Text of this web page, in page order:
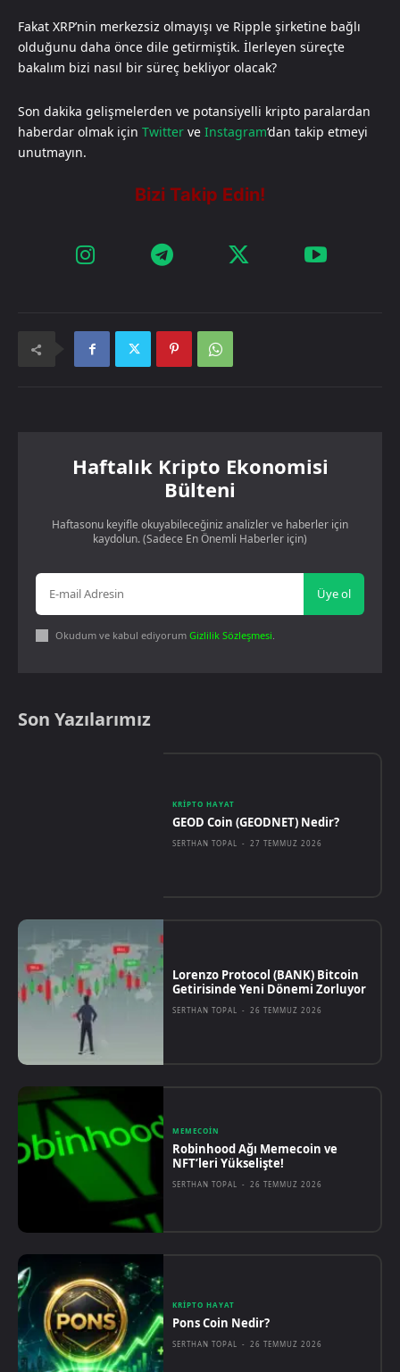
Fakat XRP’nin merkezsiz olmayışı ve Ripple şirketine bağlı
olduğunu daha önce dile getirmiştik. İlerleyen süreçte
bakalım bizi nasıl bir süreç bekliyor olacak?
Son dakika gelişmelerden ve potansiyelli kripto paralardan
haberdar olmak için Twitter ve Instagram‘dan takip etmeyi
unutmayın.
Haftalık Kripto Ekonomisi
Bülteni
Haftasonu keyifle okuyabileceğiniz analizler ve haberler için
kaydolun. (Sadece En Önemli Haberler için)
Üye ol
Okudum ve kabul ediyorum Gizlilik Sözleşmesi.
Son Yazılarımız
KRIPTO HAYAT
GEOD Coin (GEODNET) Nedir?
SERTHAN TOPAL - 27 TEMMUZ 2026
Lorenzo Protocol (BANK) Bitcoin
Getirisinde Yeni Dönemi Zorluyor
SERTHAN TOPAL - 26 TEMMUZ 2026
MEMECOIN
Robinhood Ağı Memecoin ve
NFT’leri Yükselişte!
SERTHAN TOPAL - 26 TEMMUZ 2026
KRIPTO HAYAT
Pons Coin Nedir?
SERTHAN TOPAL - 26 TEMMUZ 2026